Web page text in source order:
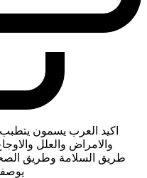
اكيد العرب يسمون
والامراض والعلل
طريق السلامة وطريق